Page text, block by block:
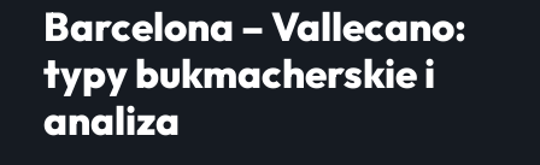
Barcelona – Vallecano:
typy bukmacherskie i
analiza